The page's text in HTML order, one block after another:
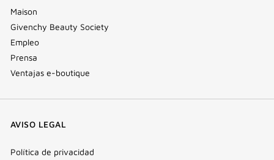
Maison
Givenchy Beauty Society
Empleo
Prensa
Ventajas e-boutique
AVISO LEGAL
Política de privacidad